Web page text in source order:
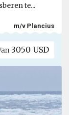
te...
m/v Plancius
3050 USD